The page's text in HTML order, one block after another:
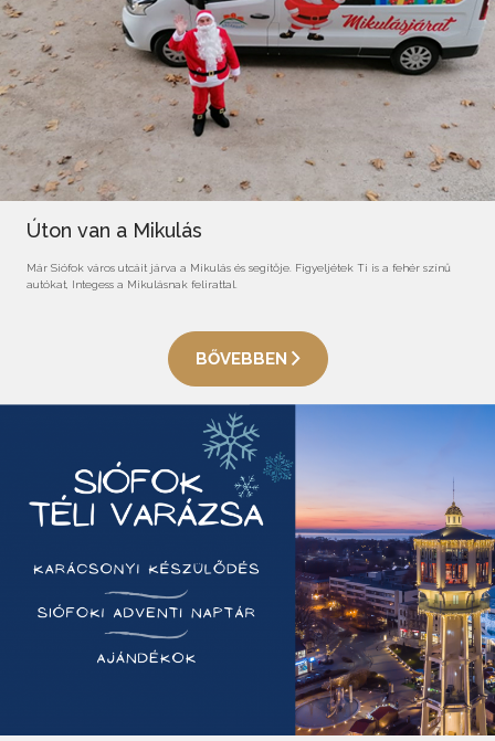
Úton van a Mikulás
Már Siófok város utcáit járva a Mikulás és segítője. Figyeljétek Ti is a fehér színű
autókat, Integess a Mikulásnak felirattal.
BŐVEBBEN